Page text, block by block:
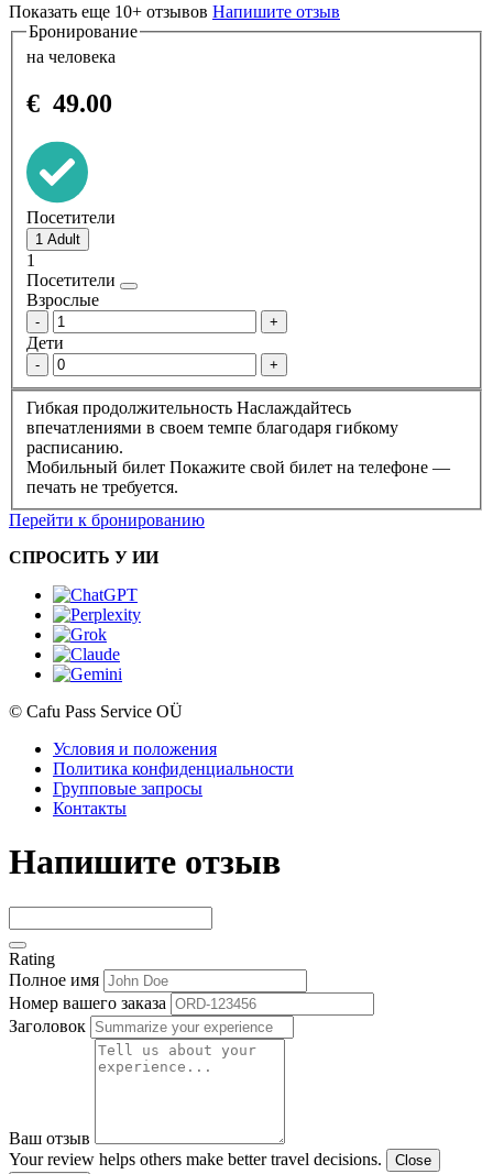
Показать еще 10+ отзывов Напишите отзыв
Бронирование
на человека
€ 49.00
Посетители
1
Посетители
Взрослые
- +
Дети
- +
Гибкая продолжительность Наслаждайтесь
впечатлениями в своем темпе благодаря гибкому
расписанию.
Мобильный билет Покажите свой билет на телефоне —
печать не требуется.
Перейти к бронированию
СПРОСИТЬ У ИИ
© Cafu Pass Service OÜ
Условия и положения
Политика конфиденциальности
Групповые запросы
Контакты
Напишите отзыв
Rating
Полное имя
Номер вашего заказа
Заголовок
Ваш отзыв
Your review helps others make better travel decisions.
Close